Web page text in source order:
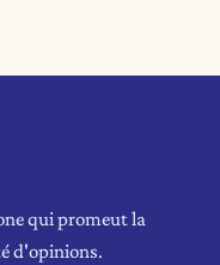
qui promeut la
d'opinions.